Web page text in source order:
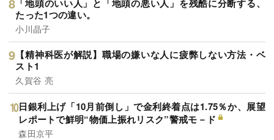
「地頭のいい人」と「地頭の悪い人」を残酷に分断する、
たった1つの違い。
小川晶子
【精神科医が解説】職場の嫌いな人に疲弊しない方法・ベ
スト1
久賀谷 亮
日銀利上げ「10月前倒し」で金利終着点は1.75％か、展望
レポートで鮮明“物価上振れリスク”警戒モ－ド
森田京平